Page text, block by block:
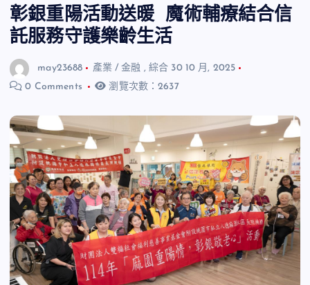
彰銀重陽活動送暖 魔術輔療結合信
託服務守護樂齡生活
may23688 產業 / 金融 , 綜合 30 10 月, 2025
0 Comments
瀏覽次數：2637